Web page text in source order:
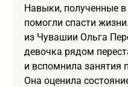
Навыки, полученные
помогли спасти
из Чувашии Ольга
девочка рядом
и вспомнила занятия
Она оценила